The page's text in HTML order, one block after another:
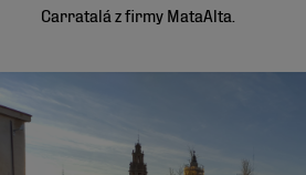
Carratalá z firmy MataAlta.